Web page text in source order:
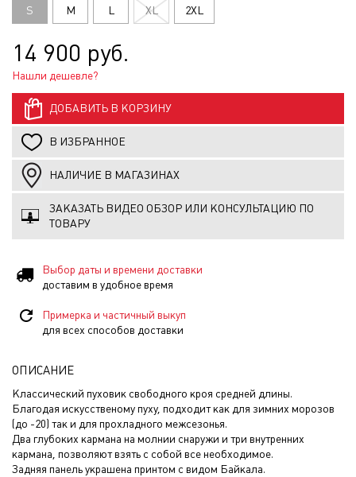
S M L XL 2XL
14 900 руб.
Нашли дешевле?
ДОБАВИТЬ В КОРЗИНУ
В ИЗБРАННОЕ
НАЛИЧИЕ В МАГАЗИНАХ
ЗАКАЗАТЬ ВИДЕО ОБЗОР ИЛИ КОНСУЛЬТАЦИЮ ПО
ТОВАРУ
Выбор даты и времени доставки
доставим в удобное время
Примерка и частичный выкуп
для всех способов доставки
ОПИСАНИЕ
Классический пуховик свободного кроя средней длины.
Благодая искусственому пуху, подходит как для зимних морозов
(до -20) так и для прохладного межсезонья.
Два глубоких кармана на молнии снаружи и три внутренних
кармана, позволяют взять с собой все необходимое.
Задняя панель украшена принтом с видом Байкала.